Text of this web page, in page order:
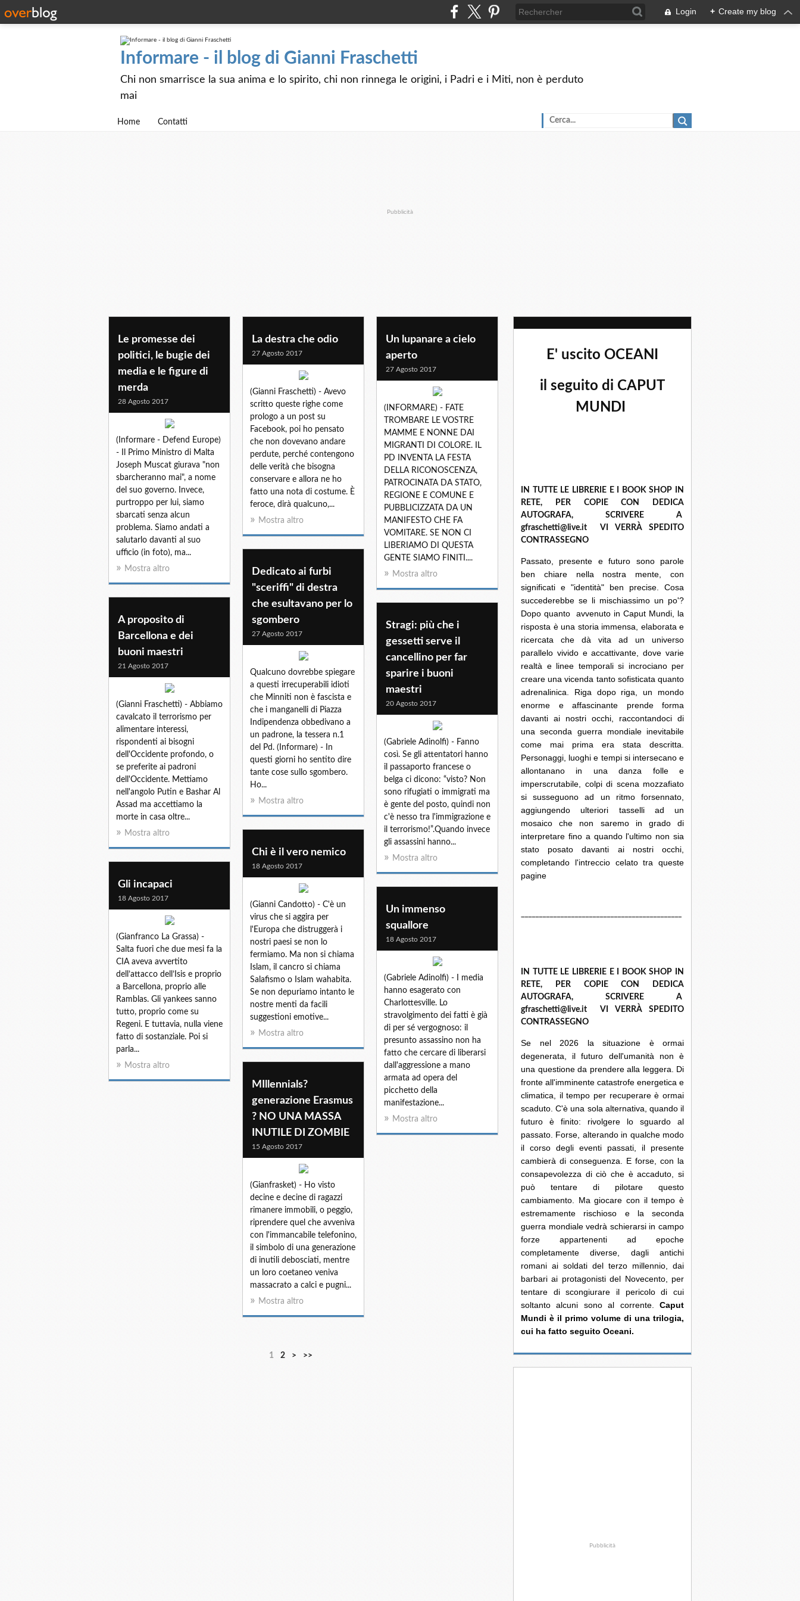
Login + Create my blog
Informare - il blog di Gianni Fraschetti
Chi non smarrisce la sua anima e lo spirito, chi non rinnega le origini, i Padri e i Miti, non è perduto
mai
Home Contatti
Pubblicità
Le promesse dei
politici, le bugie dei
media e le figure di
merda
28 Agosto 2017
(Informare - Defend Europe)
- Il Primo Ministro di Malta
Joseph Muscat giurava "non
sbarcheranno mai", a nome
del suo governo. Invece,
purtroppo per lui, siamo
sbarcati senza alcun
problema. Siamo andati a
salutarlo davanti al suo
ufficio (in foto), ma...
Mostra altro
La destra che odio
27 Agosto 2017
(Gianni Fraschetti) - Avevo
scritto queste righe come
prologo a un post su
Facebook, poi ho pensato
che non dovevano andare
perdute, perché contengono
delle verità che bisogna
conservare e allora ne ho
fatto una nota di costume. È
feroce, dirà qualcuno,...
Mostra altro
Un lupanare a cielo
aperto
27 Agosto 2017
(INFORMARE) - FATE
TROMBARE LE VOSTRE
MAMME E NONNE DAI
MIGRANTI DI COLORE. IL
PD INVENTA LA FESTA
DELLA RICONOSCENZA,
PATROCINATA DA STATO,
REGIONE E COMUNE E
PUBBLICIZZATA DA UN
MANIFESTO CHE FA
VOMITARE. SE NON CI
LIBERIAMO DI QUESTA
GENTE SIAMO FINITI....
Mostra altro
Dedicato ai furbi
"sceriffi" di destra
che esultavano per lo
sgombero
27 Agosto 2017
Qualcuno dovrebbe spiegare
a questi irrecuperabili idioti
che Minniti non è fascista e
che i manganelli di Piazza
Indipendenza obbedivano a
un padrone, la tessera n.1
del Pd. (Informare) - In
questi giorni ho sentito dire
tante cose sullo sgombero.
Ho...
Mostra altro
A proposito di
Barcellona e dei
buoni maestri
21 Agosto 2017
(Gianni Fraschetti) - Abbiamo
cavalcato il terrorismo per
alimentare interessi,
rispondenti ai bisogni
dell'Occidente profondo, o
se preferite ai padroni
dell'Occidente. Mettiamo
nell'angolo Putin e Bashar Al
Assad ma accettiamo la
morte in casa oltre...
Mostra altro
Stragi: più che i
gessetti serve il
cancellino per far
sparire i buoni
maestri
20 Agosto 2017
(Gabriele Adinolfi) - Fanno
così. Se gli attentatori hanno
il passaporto francese o
belga ci dicono: “visto? Non
sono rifugiati o immigrati ma
è gente del posto, quindi non
c'è nesso tra l'immigrazione e
il terrorismo!”.Quando invece
gli assassini hanno...
Mostra altro
Chi è il vero nemico
18 Agosto 2017
(Gianni Candotto) - C'è un
virus che si aggira per
l'Europa che distruggerà i
nostri paesi se non lo
fermiamo. Ma non si chiama
Islam, il cancro si chiama
Salafismo o Islam wahabita.
Se non depuriamo intanto le
nostre menti da facili
suggestioni emotive...
Mostra altro
Gli incapaci
18 Agosto 2017
(Gianfranco La Grassa) -
Salta fuori che due mesi fa la
CIA aveva avvertito
dell’attacco dell’Isis e proprio
a Barcellona, proprio alle
Ramblas. Gli yankees sanno
tutto, proprio come su
Regeni. E tuttavia, nulla viene
fatto di sostanziale. Poi si
parla...
Mostra altro
Un immenso
squallore
18 Agosto 2017
(Gabriele Adinolfi) - I media
hanno esagerato con
Charlottesville. Lo
stravolgimento dei fatti è già
di per sé vergognoso: il
presunto assassino non ha
fatto che cercare di liberarsi
dall'aggressione a mano
armata ad opera del
picchetto della
manifestazione...
Mostra altro
MIllennials?
generazione Erasmus
? NO UNA MASSA
INUTILE DI ZOMBIE
15 Agosto 2017
(Gianfrasket) - Ho visto
decine e decine di ragazzi
rimanere immobili, o peggio,
riprendere quel che avveniva
con l'immancabile telefonino,
il simbolo di una generazione
di inutili debosciati, mentre
un loro coetaneo veniva
massacrato a calci e pugni...
Mostra altro
1 2 > >>
E' uscito OCEANI
il seguito di CAPUT
MUNDI
IN TUTTE LE LIBRERIE E I BOOK SHOP IN
RETE, PER COPIE CON DEDICA
AUTOGRAFA, SCRIVERE A
gfraschetti@live.it VI VERRÀ SPEDITO
CONTRASSEGNO
Passato, presente e futuro sono parole
ben chiare nella nostra mente, con
significati e "identità" ben precise. Cosa
succederebbe se li mischiassimo un po'?
Dopo quanto avvenuto in Caput Mundi, la
risposta è una storia immensa, elaborata e
ricercata che dà vita ad un universo
parallelo vivido e accattivante, dove varie
realtà e linee temporali si incrociano per
creare una vicenda tanto sofisticata quanto
adrenalinica. Riga dopo riga, un mondo
enorme e affascinante prende forma
davanti ai nostri occhi, raccontandoci di
una seconda guerra mondiale inevitabile
come mai prima era stata descritta.
Personaggi, luoghi e tempi si intersecano e
allontanano in una danza folle e
imperscrutabile, colpi di scena mozzafiato
si susseguono ad un ritmo forsennato,
aggiungendo ulteriori tasselli ad un
mosaico che non saremo in grado di
interpretare fino a quando l'ultimo non sia
stato posato davanti ai nostri occhi,
completando l'intreccio celato tra queste
pagine
IN TUTTE LE LIBRERIE E I BOOK SHOP IN
RETE, PER COPIE CON DEDICA
AUTOGRAFA, SCRIVERE A
gfraschetti@live.it VI VERRÀ SPEDITO
CONTRASSEGNO
Se nel 2026 la situazione è ormai
degenerata, il futuro dell'umanità non è
una questione da prendere alla leggera. Di
fronte all'imminente catastrofe energetica e
climatica, il tempo per recuperare è ormai
scaduto. C'è una sola alternativa, quando il
futuro è finito: rivolgere lo sguardo al
passato. Forse, alterando in qualche modo
il corso degli eventi passati, il presente
cambierà di conseguenza. E forse, con la
consapevolezza di ciò che è accaduto, si
può tentare di pilotare questo
cambiamento. Ma giocare con il tempo è
estremamente rischioso e la seconda
guerra mondiale vedrà schierarsi in campo
forze appartenenti ad epoche
completamente diverse, dagli antichi
romani ai soldati del terzo millennio, dai
barbari ai protagonisti del Novecento, per
tentare di scongiurare il pericolo di cui
soltanto alcuni sono al corrente. Caput
Mundi è il primo volume di una trilogia,
cui ha fatto seguito Oceani.
Pubblicità